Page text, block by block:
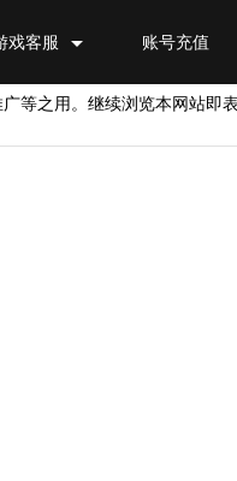
账号充值
戏客服
等之用。继续浏览本网站即